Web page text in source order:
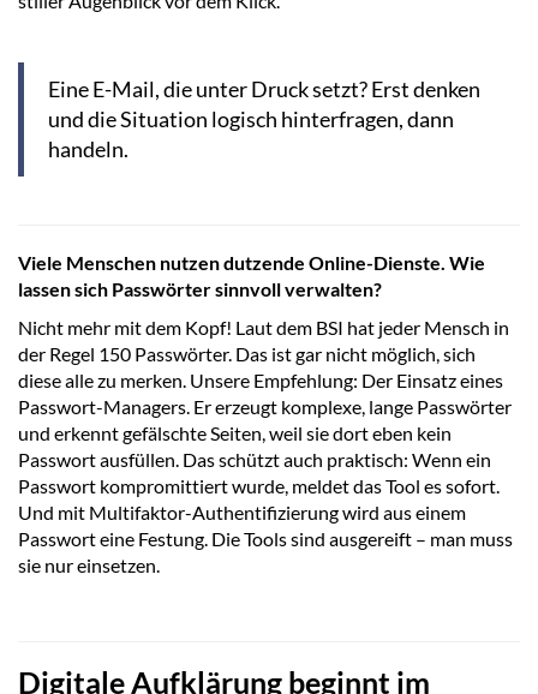
Eine E-Mail, die unter Druck setzt? Erst denken
und die Situation logisch hinterfragen, dann
handeln.
Viele Menschen nutzen dutzende Online-Dienste. Wie
lassen sich Passwörter sinnvoll verwalten?
Nicht mehr mit dem Kopf! Laut dem BSI hat jeder Mensch in
der Regel 150 Passwörter. Das ist gar nicht möglich, sich
diese alle zu merken. Unsere Empfehlung: Der Einsatz eines
Passwort-Managers. Er erzeugt komplexe, lange Passwörter
und erkennt gefälschte Seiten, weil sie dort eben kein
Passwort ausfüllen. Das schützt auch praktisch: Wenn ein
Passwort kompromittiert wurde, meldet das Tool es sofort.
Und mit Multifaktor-Authentifizierung wird aus einem
Passwort eine Festung. Die Tools sind ausgereift – man muss
sie nur einsetzen.
Digitale Aufklärung beginnt im